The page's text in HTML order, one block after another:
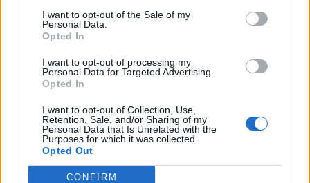
I want to opt-out of the Sale of my
Personal Data.
Opted In
I want to opt-out of processing my
Personal Data for Targeted Advertising.
Opted In
I want to opt-out of Collection, Use,
Retention, Sale, and/or Sharing of my
Personal Data that Is Unrelated with the
Purposes for which it was collected.
Opted Out
CONFIRM
VAI ALLA VERSIONE CLASSICA
Il materiale (testo, foto e video) consultabile in questo portale è di nostra proprietà.
comunicati stampa con immagini e testi allegati ed autorizzati alla pubblicazione, e
quindi valutati di pubblico dominio. Se i soggetti o gli autori avessero qualcosa in
contrario alla pubblicazione, non avranno che da segnalarlo alla redazione (indirizzo
redazione@napolimagazine.com), che provvederà prontamente alla rimozione.
"Calciomercato Magazine" non è una testata giornalistica, ma un sito di informazione di
proprietà di Napoli Magazine.